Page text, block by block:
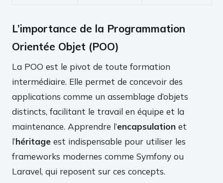
L’importance de la Programmation
Orientée Objet (POO)
La POO est le pivot de toute formation
intermédiaire. Elle permet de concevoir des
applications comme un assemblage d’objets
distincts, facilitant le travail en équipe et la
maintenance. Apprendre l’encapsulation et
l’héritage est indispensable pour utiliser les
frameworks modernes comme Symfony ou
Laravel, qui reposent sur ces concepts.